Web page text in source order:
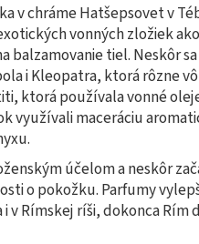
v chráme Hatšepsovet v
vonných zložiek
balzamovanie tiel. Neskôr
i Kleopatra, ktorá rôzne
ktorá používala vonné
využívali maceráciu
účelom a neskôr
o pokožku. Parfumy
i v Rímskej ríši, dokonca